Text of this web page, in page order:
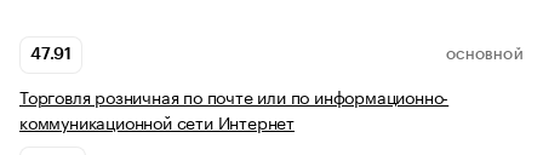
47.91 ОСНОВНОЙ
Торговля розничная по почте или по информационно-
коммуникационной сети Интернет